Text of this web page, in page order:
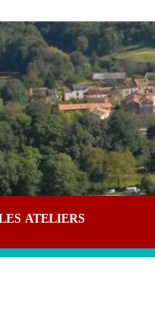
ATELIERS